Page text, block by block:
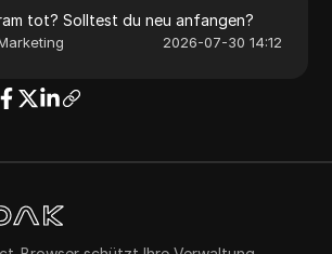
tot? Solltest du neu anfangen?
2026-07-30 14:12